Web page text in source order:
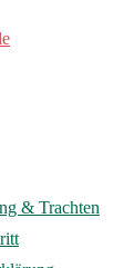
& Trachten